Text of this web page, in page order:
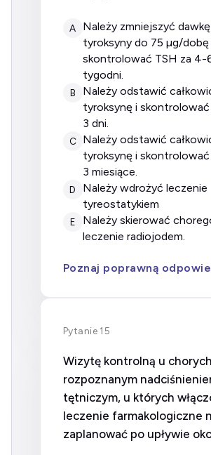
A
należy zmniejszyć dawkę
tyroksyny do 75 µg/dobę
skontrolować TSH za 4-
tygodni.
B
należy odstawić całkowicie
tyroksynę i skontrolować
3 dni.
C
należy odstawić całkowicie
tyroksynę i skontrolować
3 miesiące.
D
należy wdrożyć leczenie
tyreostatykiem
E
należy skierować chorego na
leczenie radiojodem.
Poznaj poprawną
Pytanie 15
Wizytę kontrolną u
rozpoznanym
tętniczym, u których
leczenie farmakologiczne
zaplanować po upływie